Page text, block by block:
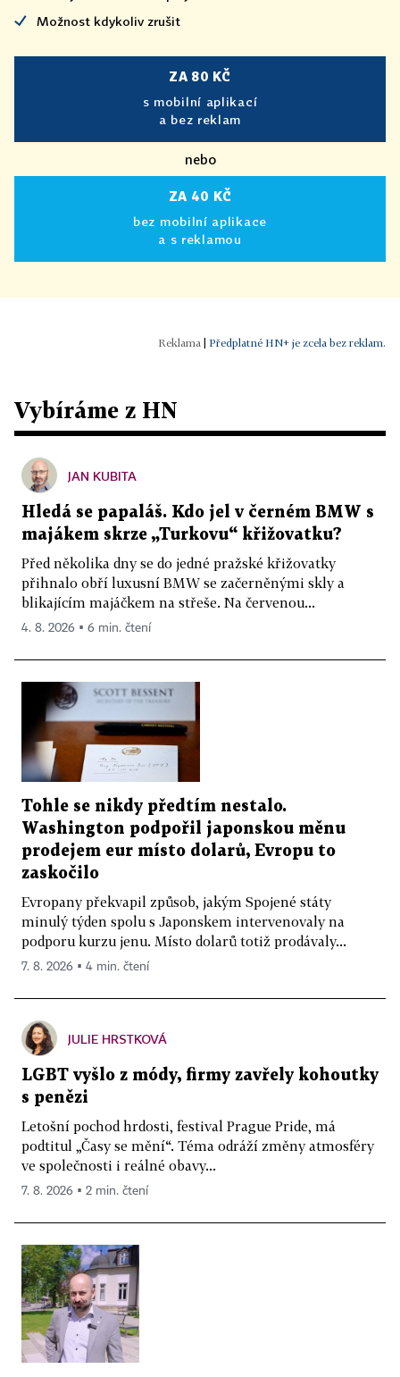
Možnost kdykoliv zrušit
ZA 80 KČ
s mobilní aplikací
a bez reklam
nebo
ZA 40 KČ
bez mobilní aplikace
a s reklamou
| Předplatné HN+ je zcela bez reklam.
Vybíráme z HN
JAN KUBITA
Hledá se papaláš. Kdo jel v černém BMW s
majákem skrze „Turkovu“ křižovatku?
Před několika dny se do jedné pražské křižovatky
přihnalo obří luxusní BMW se začerněnými skly a
blikajícím majáčkem na střeše. Na červenou...
4. 8. 2026 ▪ 6 min. čtení
Tohle se nikdy předtím nestalo.
Washington podpořil japonskou měnu
prodejem eur místo dolarů, Evropu to
zaskočilo
Evropany překvapil způsob, jakým Spojené státy
minulý týden spolu s Japonskem intervenovaly na
podporu kurzu jenu. Místo dolarů totiž prodávaly...
7. 8. 2026 ▪ 4 min. čtení
JULIE HRSTKOVÁ
LGBT vyšlo z módy, firmy zavřely kohoutky
s penězi
Letošní pochod hrdosti, festival Prague Pride, má
podtitul „Časy se mění“. Téma odráží změny atmosféry
ve společnosti i reálné obavy...
7. 8. 2026 ▪ 2 min. čtení